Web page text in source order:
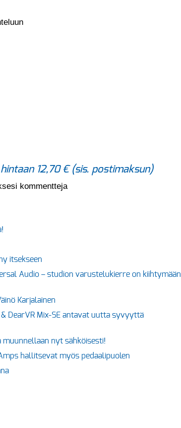
12,70 € (sis. postimaksun)
kommentteja
itsekseen
Audio – studion varustelukierre on kiihtymään
Karjalainen
DearVR Mix-SE antavat uutta syvyyttä
nyt sähköisesti!
hallitsevat myös pedaalipuolen